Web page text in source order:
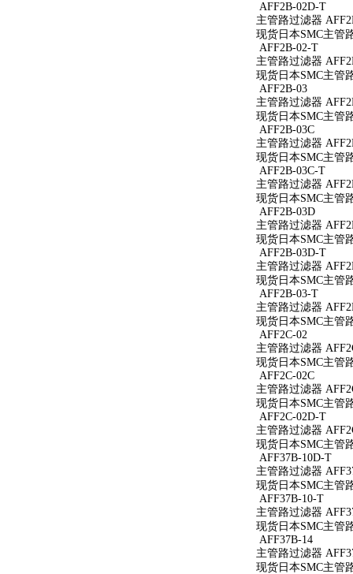
AFF2B-02D-T
主管路过滤器
现货日本SMC主管
AFF2B-02-T
主管路过滤器
现货日本SMC主管
AFF2B-03
主管路过滤器
现货日本SMC主管
AFF2B-03C
主管路过滤器
现货日本SMC主管
AFF2B-03C-T
主管路过滤器
现货日本SMC主管
AFF2B-03D
主管路过滤器
现货日本SMC主管
AFF2B-03D-T
主管路过滤器
现货日本SMC主管
AFF2B-03-T
主管路过滤器
现货日本SMC主管
AFF2C-02
主管路过滤器
现货日本SMC主管
AFF2C-02C
主管路过滤器
现货日本SMC主管
AFF2C-02D-T
主管路过滤器
现货日本SMC主管
AFF37B-10D-T
主管路过滤器
现货日本SMC主管
AFF37B-10-T
主管路过滤器
现货日本SMC主管
AFF37B-14
主管路过滤器
现货日本SMC主管